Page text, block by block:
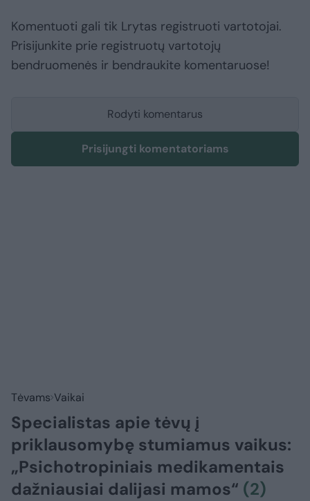
Komentuoti gali tik Lrytas registruoti vartotojai.
Prisijunkite prie registruotų vartotojų
bendruomenės ir bendraukite komentaruose!
Rodyti komentarus
Prisijungti komentatoriams
Tėvams Vaikai
Specialistas apie tėvų į
priklausomybę stumiamus vaikus:
„Psichotropiniais medikamentais
dažniausiai dalijasi mamos“ (2)